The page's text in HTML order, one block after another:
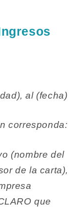
al (fecha)
corresponda:
(nombre del
de la carta),
que